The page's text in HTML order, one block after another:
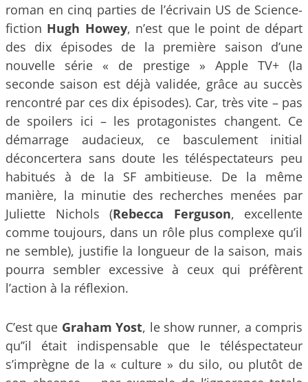
roman en cinq parties de l’écrivain US de Science-
fiction Hugh Howey, n’est que le point de départ
des dix épisodes de la première saison d’une
nouvelle série « de prestige » Apple TV+ (la
seconde saison est déjà validée, grâce au succès
rencontré par ces dix épisodes). Car, très vite – pas
de spoilers ici – les protagonistes changent. Ce
démarrage audacieux, ce basculement initial
déconcertera sans doute les téléspectateurs peu
habitués à de la SF ambitieuse. De la même
manière, la minutie des recherches menées par
Juliette Nichols (Rebecca Ferguson, excellente
comme toujours, dans un rôle plus complexe qu’il
ne semble), justifie la longueur de la saison, mais
pourra sembler excessive à ceux qui préfèrent
l’action à la réflexion.
C’est que Graham Yost, le show runner, a compris
qu’’il était indispensable que le téléspectateur
s’imprègne de la « culture » du silo, ou plutôt de